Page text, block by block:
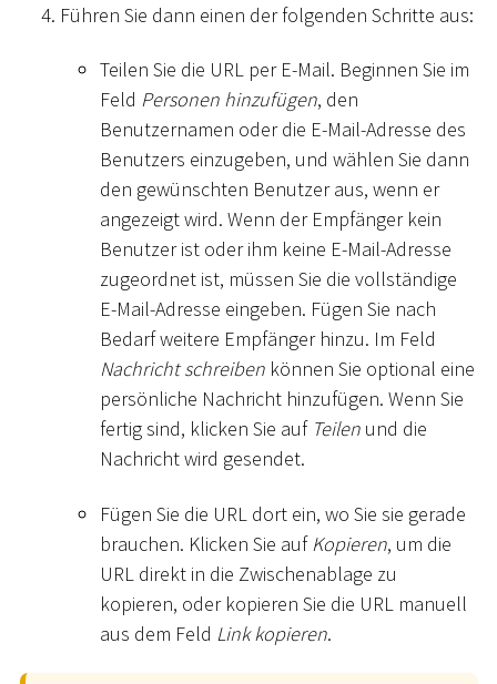
Führen Sie dann einen der folgenden Schritte aus:
Teilen Sie die URL per E-Mail. Beginnen Sie im
Feld Personen hinzufügen, den
Benutzernamen oder die E-Mail-Adresse des
Benutzers einzugeben, und wählen Sie dann
den gewünschten Benutzer aus, wenn er
angezeigt wird. Wenn der Empfänger kein
Benutzer ist oder ihm keine E-Mail-Adresse
zugeordnet ist, müssen Sie die vollständige
E-Mail-Adresse eingeben. Fügen Sie nach
Bedarf weitere Empfänger hinzu. Im Feld
Nachricht schreiben können Sie optional eine
persönliche Nachricht hinzufügen. Wenn Sie
fertig sind, klicken Sie auf Teilen und die
Nachricht wird gesendet.
Fügen Sie die URL dort ein, wo Sie sie gerade
brauchen. Klicken Sie aufKopieren, um die
URL direkt in die Zwischenablage zu
kopieren, oder kopieren Sie die URL manuell
aus dem Feld Link kopieren.